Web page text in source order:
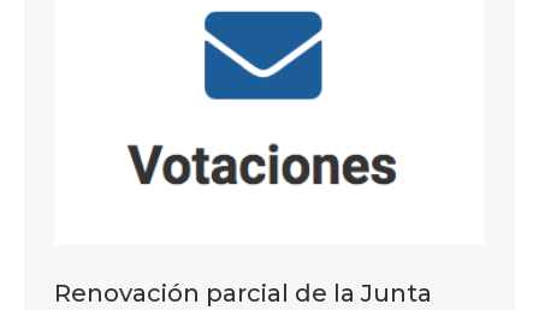
Renovación parcial de la Junta